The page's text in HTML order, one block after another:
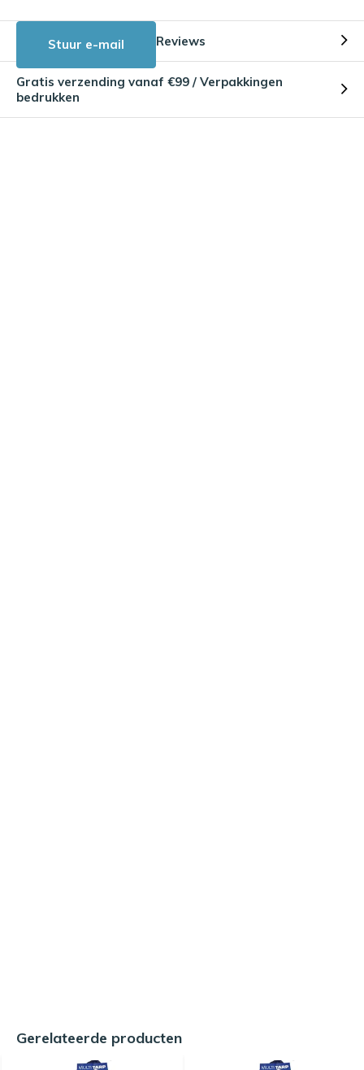
Stuur e-mail Reviews
Gratis verzending vanaf €99 / Verpakkingen
bedrukken
Gerelateerde producten